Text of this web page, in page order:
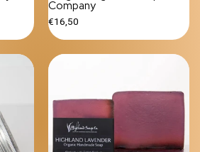
Company
€16,50